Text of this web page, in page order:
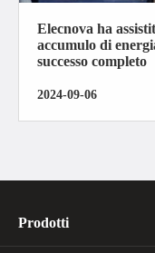
Elecnova ha
accumulo di
successo completo
2024-09-06
Prodotti